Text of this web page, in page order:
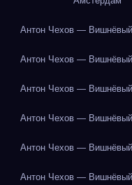
Антон Чехов —
Антон Чехов —
Антон Чехов —
Антон Чехов —
Антон Чехов —
Антон Чехов —